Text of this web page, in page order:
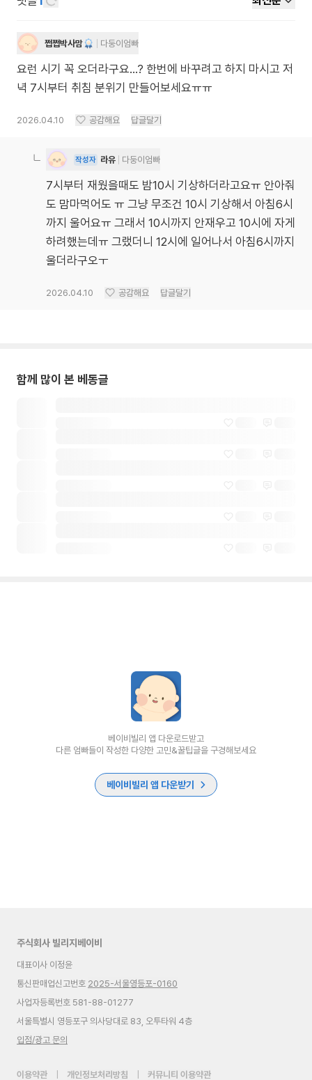
쩝쩝박사맘 다둥이엄빠
요런 시기 꼭 오더라구요…? 한번에 바꾸려고 하지 마시고 저
녁 7시부터 취침 분위기 만들어보세요ㅠㅠ
2026.04.10 공감해요 답글달기
작성자 라유 다둥이엄빠
7시부터 재웠을때도 밤10시 기상하더라고요ㅠ 안아줘
도 맘마먹어도 ㅠ 그냥 무조건 10시 기상해서 아침6시
까지 울어요ㅠ 그래서 10시까지 안재우고 10시에 자게
하려했는데ㅠ 그랬더니 12시에 일어나서 아침6시까지
울더라구오ㅜ
2026.04.10 공감해요 답글달기
함께 많이 본 베동글
베이비빌리 앱 다운로드받고
다른 엄빠들이 작성한 다양한 고민&꿀팁글을 구경해보세요
베이비빌리 앱 다운받기
주식회사 빌리지베이비
대표이사 이정윤
통신판매업신고번호 2025-서울영등포-0160
사업자등록번호 581-88-01277
서울특별시 영등포구 의사당대로 83, 오투타워 4층
입점/광고 문의
이용약관 개인정보처리방침 커뮤니티 이용약관